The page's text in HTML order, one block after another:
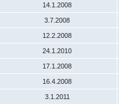
14.1.2008
3.7.2008
12.2.2008
24.1.2010
17.1.2008
16.4.2008
3.1.2011